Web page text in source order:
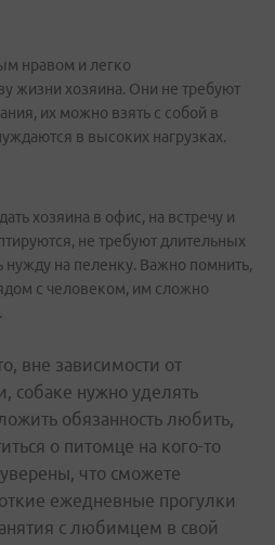
нравом и легко
жизни хозяина. Они не требуют
их можно взять с собой в
в высоких нагрузках.
хозяина в офис, на встречу и
не требуют длительных
нужду на пеленку. Важно помнить,
с человеком, им сложно
вне зависимости от
собаке нужно уделять
обязанность любить,
о питомце на кого-то
что сможете
ежедневные прогулки
с любимцем в свой